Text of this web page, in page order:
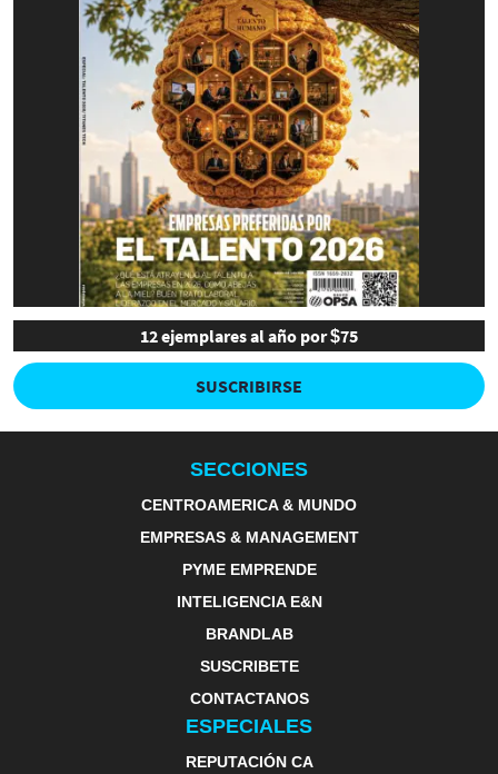
12 ejemplares al año por $75
SUSCRIBIRSE
SECCIONES
CENTROAMERICA & MUNDO
EMPRESAS & MANAGEMENT
PYME EMPRENDE
INTELIGENCIA E&N
BRANDLAB
SUSCRIBETE
CONTACTANOS
ESPECIALES
REPUTACIÓN CA